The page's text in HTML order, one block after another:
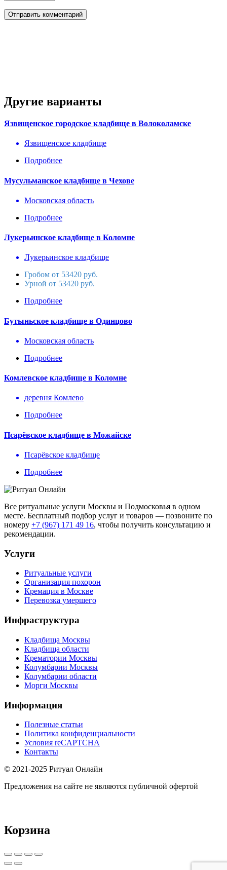
Другие варианты
Язвищенское городское кладбище в Волоколамске
Язвищенское кладбище
Подробнее
Мусульманское кладбище в Чехове
Московская область
Подробнее
Лукерьинское кладбище в Коломне
Лукерьинское кладбище
Гробом от 53420 руб.
Урной от 53420 руб.
Подробнее
Бутыньское кладбище в Одинцово
Московская область
Подробнее
Комлевское кладбище в Коломне
деревня Комлево
Подробнее
Псарёвское кладбище в Можайске
Псарёвское кладбище
Подробнее
Все ритуальные услуги Москвы и Подмосковья в одном
месте. Бесплатный подбор услуг и товаров — позвоните по
номеру +7 (967) 171 49 16, чтобы получить консультацию и
рекомендации.
Услуги
Ритуальные услуги
Организация похорон
Кремация в Москве
Перевозка умершего
Инфраструктура
Кладбища Москвы
Кладбища области
Крематории Москвы
Колумбарии Москвы
Колумбарии области
Морги Москвы
Информация
Полезные статьи
Политика конфиденциальности
Условия reCAPTCHA
Контакты
© 2021-2025 Ритуал Онлайн
Предложения на сайте не являются публичной офертой
Корзина